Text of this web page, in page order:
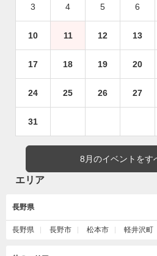
3 4 5 6
10 11 12 13
17 18 19 20
24 25 26 27
31
8月のイベントをす
エリア
長野県
長野県 長野市 松本市 軽井沢町